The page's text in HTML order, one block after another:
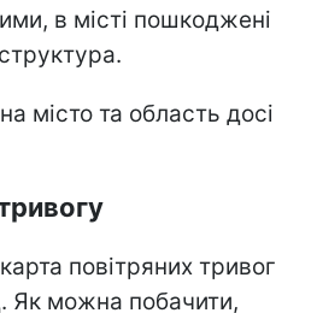
в місті пошкоджені
місто та область досі
повітряних тривог
Як можна побачити,